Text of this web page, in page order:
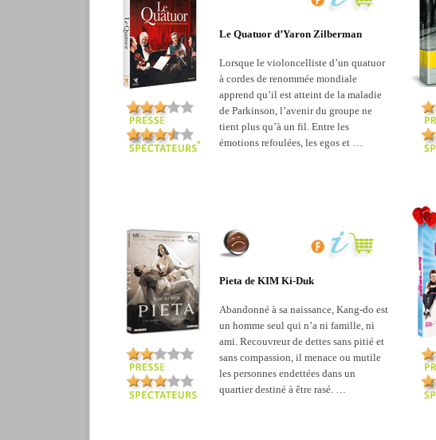
Le Quatuor d’Yaron Zilberman
Lorsque le violoncelliste d’un quatuor
à cordes de renommée mondiale
apprend qu’il est atteint de la maladie
de Parkinson, l’avenir du groupe ne
tient plus qu’à un fil. Entre les
émotions refoulées, les egos et …
Pieta de KIM Ki-Duk
Abandonné à sa naissance, Kang-do est
un homme seul qui n’a ni famille, ni
ami. Recouvreur de dettes sans pitié et
sans compassion, il menace ou mutile
les personnes endettées dans un
quartier destiné à être rasé. …